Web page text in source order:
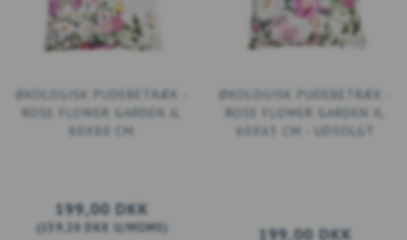
ØKOLOGISK PUDEBETRÆK -
ROSE FLOWER GARDEN JL
80X80 CM
199,00 DKK
( 159,20 DKK U/MOMS)
ØKOLOGISK PUDEBETRÆK -
ROSE FLOWER GARDEN JL
60X63 CM - UDSOLGT
199,00 DKK